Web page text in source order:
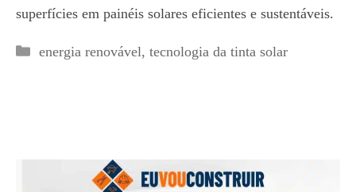
superfícies em painéis solares eficientes e sustentáveis.
Categorias
energia renovável, tecnologia da tinta solar